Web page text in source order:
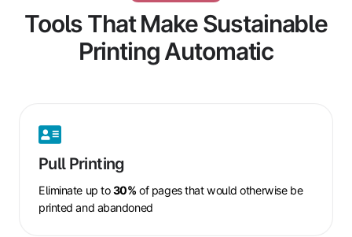
Tools That Make Sustainable
Printing Automatic
Pull Printing
Eliminate up to30% of pages that would otherwise be
printed and abandoned
Printing